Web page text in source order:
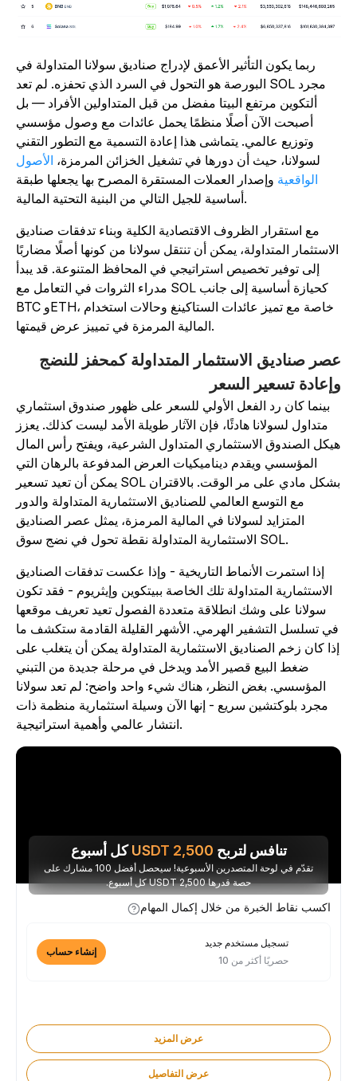
ربما يكون التأثير الأعمق لإدراج صناديق سولانا المتداولة في
البورصة هو التحول في السرد الذي تحفزه. لم تعد SOL مجرد
ألتكوين مرتفع البيتا مفضل من قبل المتداولين الأفراد — بل
أصبحت الآن أصلًا منظمًا يحمل عائدات مع وصول مؤسسي
وتوزيع عالمي. يتماشى هذا إعادة التسمية مع التطور التقني
لسولانا، حيث أن دورها في تشغيل الخزائن المرمزة،الأصول
الواقعيةوإصدار العملات المستقرة المصرح بها يجعلها طبقة
مع استقرار الظروف الاقتصادية الكلية وبناء تدفقات صناديق
الاستثمار المتداولة، يمكن أن تنتقل سولانا من كونها أصلًا مضاربًا
إلى توفير تخصيص استراتيجي في المحافظ المتنوعة. قد يبدأ
مدراء الثروات في التعامل مع SOL كحيازة أساسية إلى جانب
BTC وETH، خاصة مع تميز عائدات الستاكينغ وحالات استخدام
صناديق الاستثمار المتداولة كمحفز للنضج
تسعير السعر
بينما كان رد الفعل الأولي للسعر على ظهور صندوق استثماري
متداول لسولانا هادئًا، فإن الآثار طويلة الأمد ليست كذلك. يعزز
الصندوق الاستثماري المتداول الشرعية، ويفتح رأس المال
المؤسسي ويقدم ديناميكيات العرض المدفوعة بالرهان التي
يمكن أن تعيد تسعير SOL بشكل مادي على مر الوقت. بالاقتران
مع التوسع العالمي للصناديق الاستثمارية المتداولة والدور
المتزايد لسولانا في المالية المرمزة، يمثل عصر الصناديق
الاستثمارية المتداولة نقطة تحول في نضج سوق SOL.
إذا استمرت الأنماط التاريخية - وإذا عكست تدفقات الصناديق
الاستثمارية المتداولة تلك الخاصة ببيتكوين وإيثريوم - فقد تكون
سولانا على وشك انطلاقة متعددة الفصول تعيد تعريف موقعها
في تسلسل التشفير الهرمي. الأشهر القليلة القادمة ستكشف ما
كان زخم الصناديق الاستثمارية المتداولة يمكن أن يتغلب على
ضغط البيع قصير الأمد ويدخل في مرحلة جديدة من التبني
المؤسسي. بغض النظر، هناك شيء واحد واضح: لم تعد سولانا
مجرد بلوكتشين سريع - إنها الآن وسيلة استثمارية منظمة ذات
تنافس لتربح 2,500
USDTكل أسبوع
تقدّم في لوحة المتصدرين الأسبوعية! سيحصل أفضل 100 مشارك على
حصة قدرها 2,500 USDT كل أسبوع.
اكسب نقاط الخبرة من خلال إكمال المهام
تسجيل مستخدم جديد
حصريًا أكثر من 10
إنشاء حساب
عرض المزيد
عرض التفاصيل